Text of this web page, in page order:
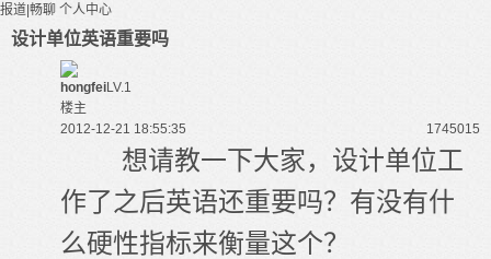
报道|畅聊 个人中心
设计单位英语重要吗
hongfeiLV.1
楼主
2012-12-21 18:55:35
1745015
想请教一下大家，设计单位工
作了之后英语还重要吗？有没有什
么硬性指标来衡量这个？